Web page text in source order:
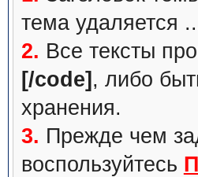
тема удаляется
2. Все тексты
[/code] , либо
хранения.
3. Прежде чем
воспользуйтесь